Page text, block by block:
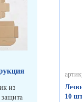
из
защита
10